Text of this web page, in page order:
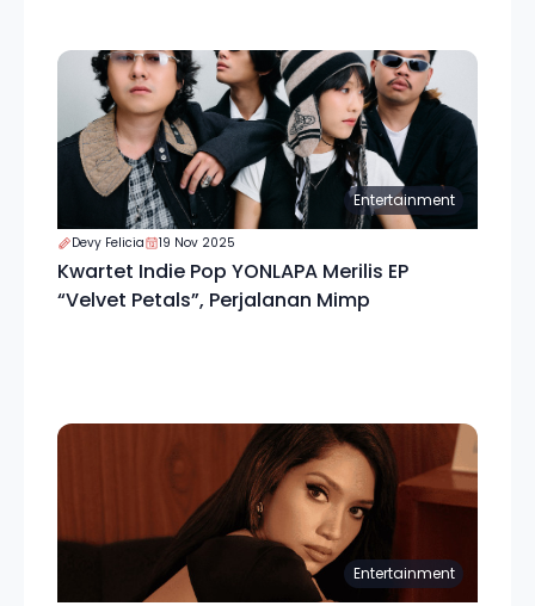
Entertainment
Devy Felicia 19 Nov 2025
Kwartet Indie Pop YONLAPA Merilis EP
“Velvet Petals”, Perjalanan Mimp
Entertainment